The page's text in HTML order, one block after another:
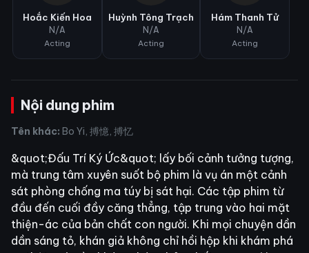
Hoắc Kiến Hoa
N/A
Acting
Huỳnh Tông Trạch
N/A
Acting
Hám Thanh Tử
N/A
Acting
Nội dung phim
Tên khác: Bo Yi, 搏憶, 搏忆
&quot;Đấu Trí Ký Ức&quot; lấy bối cảnh tưởng tượng,
mà trung tâm xuyên suốt bộ phim là vụ án một cảnh
sát phòng chống ma túy bị sát hại. Các tập phim từ
đầu đến cuối đầy căng thẳng, tập trung vào hai mặt
thiện-ác của bản chất con người. Khi mọi chuyện dần
dần sáng tỏ, khán giả không chỉ hồi hộp khi khám phá